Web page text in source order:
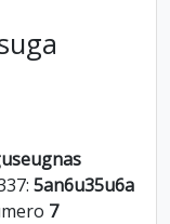
5an6u35u6a
7